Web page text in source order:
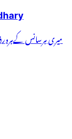
میری ہرسانس